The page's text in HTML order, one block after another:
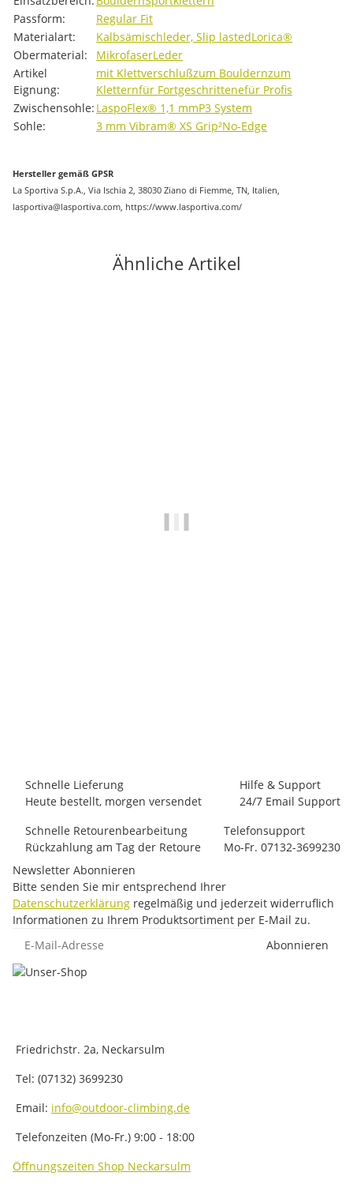
Passform:
Regular Fit
Materialart:
Kalbsämischleder, Slip lastedLorica®
Obermaterial:
MikrofaserLeder
Artikel
Eignung:
mit Klettverschlußzum Bouldernzum
Kletternfür Fortgeschrittenefür Profis
Zwischensohle: LaspoFlex® 1,1 mmP3 System
Sohle:
3 mm Vibram® XS Grip²No-Edge
Hersteller gemäß GPSR
La Sportiva S.p.A., Via Ischia 2, 38030 Ziano di Fiemme, TN, Italien,
lasportiva@lasportiva.com, https://www.lasportiva.com/
Ähnliche Artikel
Schnelle Lieferung
Heute bestellt, morgen versendet
Hilfe & Support
24/7 Email Support
Schnelle Retourenbearbeitung
Rückzahlung am Tag der Retoure
Telefonsupport
Mo-Fr. 07132-3699230
Newsletter Abonnieren
Bitte senden Sie mir entsprechend Ihrer
Datenschutzerklärung regelmäßig und jederzeit widerruflich
Informationen zu Ihrem Produktsortiment per E-Mail zu.
Abonnieren
Friedrichstr. 2a, Neckarsulm
Tel: (07132) 3699230
Email: info@outdoor-climbing.de
Telefonzeiten (Mo-Fr.) 9:00 - 18:00
Öffnungszeiten Shop Neckarsulm